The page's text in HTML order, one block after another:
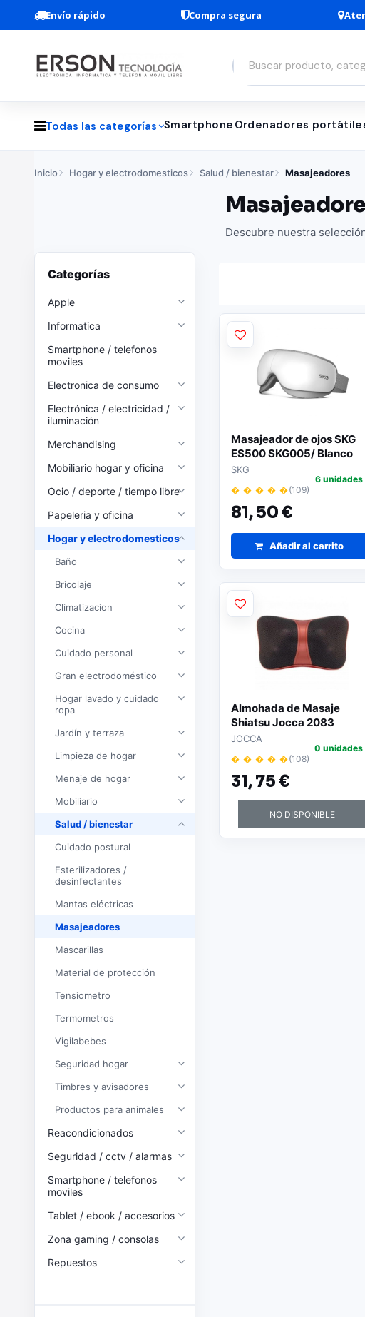
Envío rápido Compra segura
Todas las categorías Smartphone Ordenadores
Inicio Hogar y electrodomesticos Salud / bienestar Masajeadores
Descubre nuestra
Categorías
Apple
Informatica
Smartphone / telefonos
moviles
Electronica de consumo
Electrónica / electricidad /
iluminación
Merchandising
Mobiliario hogar y oficina
Ocio / deporte / tiempo libre
Papeleria y oficina
Hogar y electrodomesticos
Baño
Bricolaje
Climatizacion
Cocina
Cuidado personal
Gran electrodoméstico
Hogar lavado y cuidado
ropa
Jardín y terraza
Limpieza de hogar
Menaje de hogar
Mobiliario
Salud / bienestar
Cuidado postural
Esterilizadores /
desinfectantes
Mantas eléctricas
Masajeadores
Mascarillas
Material de protección
Tensiometro
Termometros
Vigilabebes
Seguridad hogar
Timbres y avisadores
Productos para animales
Reacondicionados
Seguridad / cctv / alarmas
Smartphone / telefonos
moviles
Tablet / ebook / accesorios
Zona gaming / consolas
Repuestos
Masajeador de ojos SKG
ES500 SKG005/ Blanco
SKG
� � � � �(109)
81,50 €
6 unidades
Añadir al carrito
Almohada de Masaje
Shiatsu Jocca 2083
JOCCA
� � � � �(108)
31,75 €
0 unidades
NO DISPONIBLE